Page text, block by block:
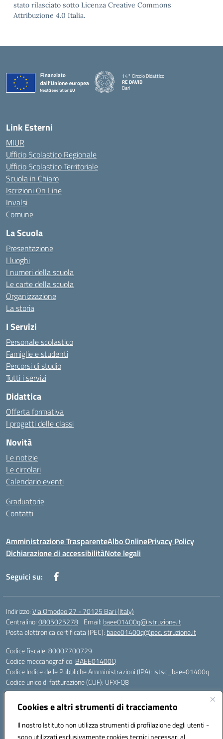
Cookies e altri strumenti di tracciamento
Il nostro Istituto non utilizza strumenti di profilazione degli utenti -
sono utilizzati esclusivamente cookies tecnici necessari al
stato rilasciato sotto Licenza Creative Commons
Attribuzione 4.0 Italia.
14° Circolo Didattico
RE DAVID
Bari
Link Esterni
MIUR
Ufficio Scolastico Regionale
Ufficio Scolastico Territoriale
Scuola in Chiaro
Iscrizioni On Line
Invalsi
Comune
La Scuola
Presentazione
I luoghi
I numeri della scuola
Le carte della scuola
Organizzazione
La storia
I Servizi
Personale scolastico
Famiglie e studenti
Percorsi di studio
Tutti i servizi
Didattica
Offerta formativa
I progetti delle classi
Novità
Le notizie
Le circolari
Calendario eventi
Graduatorie
Contatti
Amministrazione TrasparenteAlbo OnlinePrivacy Policy
Dichiarazione di accessibilitàNote legali
Seguici su:
Indirizzo:Via Omodeo 27 - 70125 Bari (Italy)
Centralino:0805025278 Email: baee01400q@istruzione.it
Posta elettronica certificata (PEC): baee01400q@pec.istruzione.it
Codice fiscale: 80007700729
Codice meccanografico: BAEE01400Q
Codice Indice delle Pubbliche Amministrazioni (IPA): istsc_baee01400q
Codice unico di fatturazione (CUF): UFXFQ8
BAEE01401R - Plesso Iqbal - scuola primaria - via Omodeo 27 - tel. 080.
5025278
BAEE01404 X - Plesso Gandhi - scuola primaria - via Celso Ulpiani 1 -